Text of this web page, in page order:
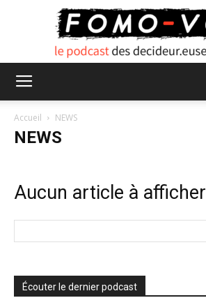
Accueil NEWS
NEWS
Aucun article à afficher
Écouter le dernier podcast